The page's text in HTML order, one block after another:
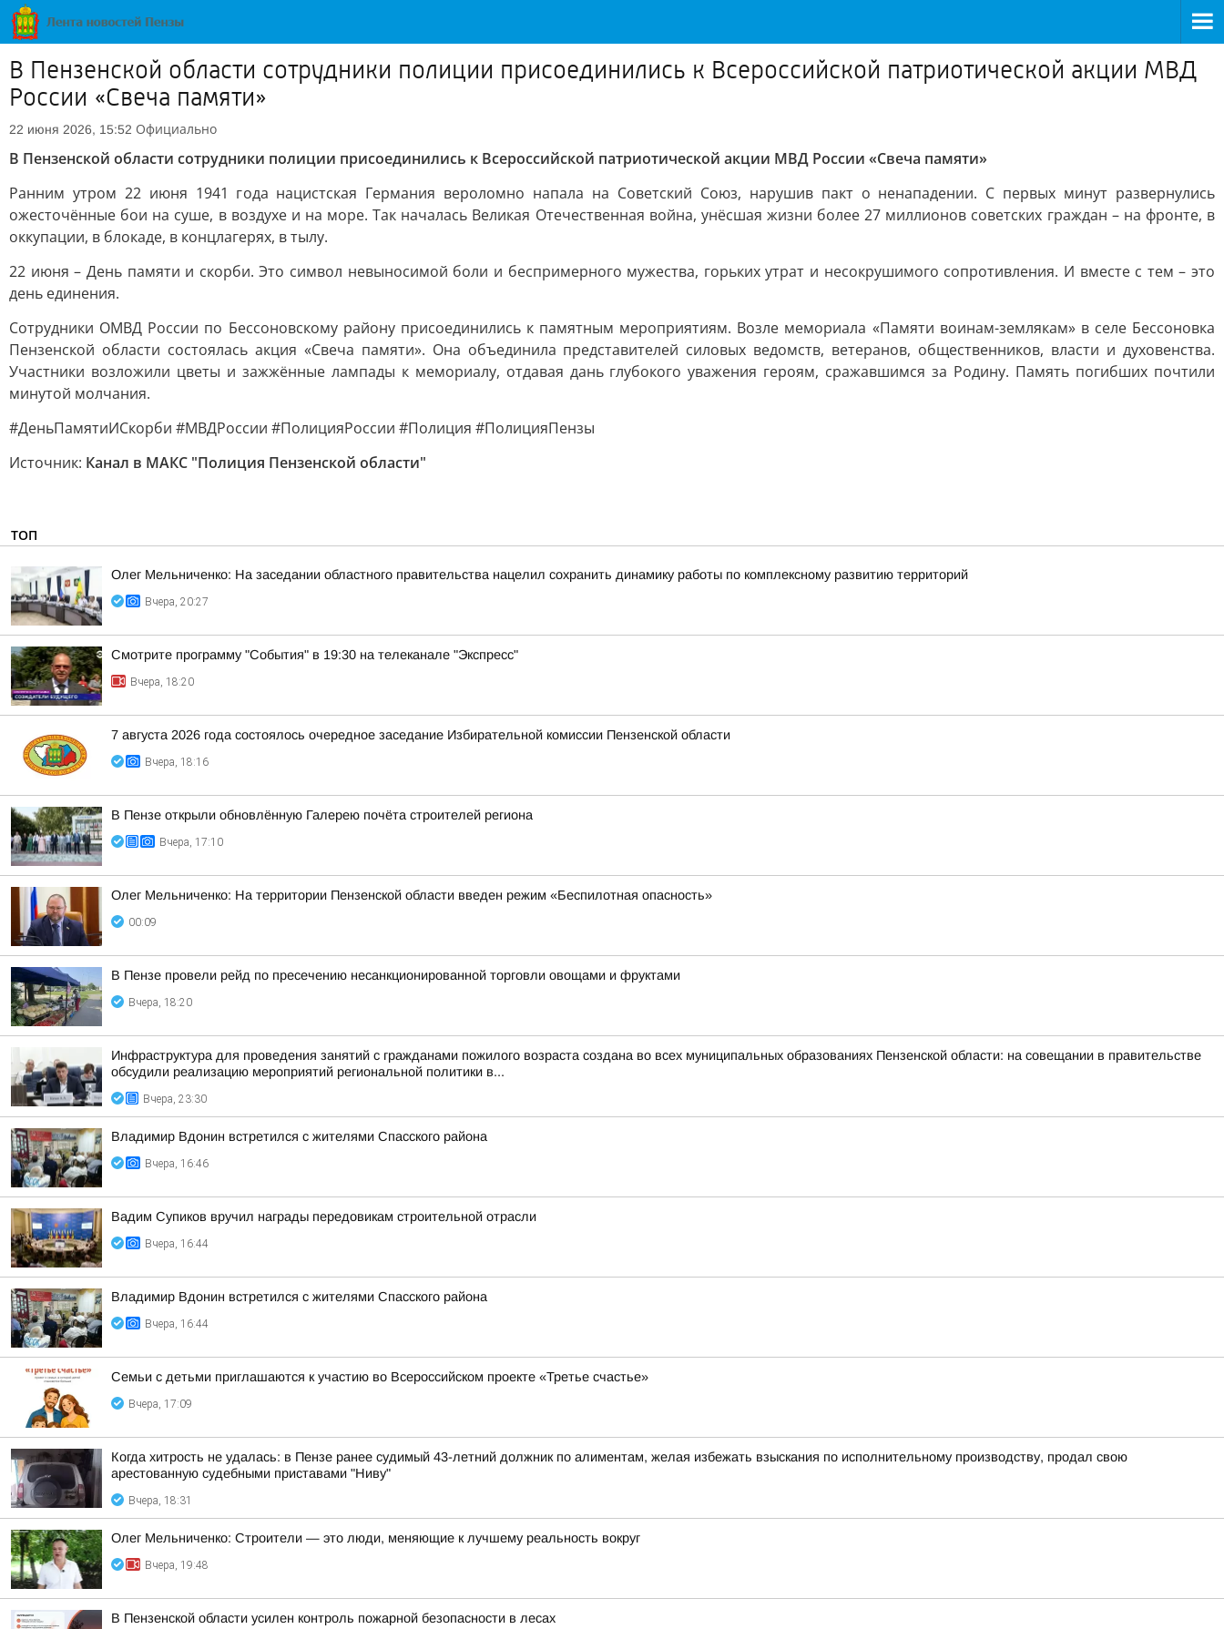
В Пензенской области сотрудники полиции присоединились к Всероссийской патриотической акции МВД
России «Свеча памяти»
22 июня 2026, 15:52 Официально
В Пензенской области сотрудники полиции присоединились к Всероссийской патриотической акции МВД России «Свеча памяти»
Ранним утром 22 июня 1941 года нацистская Германия вероломно напала на Советский Союз, нарушив пакт о ненападении. С первых минут развернулись
ожесточённые бои на суше, в воздухе и на море. Так началась Великая Отечественная война, унёсшая жизни более 27 миллионов советских граждан – на фронте, в
оккупации, в блокаде, в концлагерях, в тылу.
22 июня – День памяти и скорби. Это символ невыносимой боли и беспримерного мужества, горьких утрат и несокрушимого сопротивления. И вместе с тем – это
день единения.
Сотрудники ОМВД России по Бессоновскому району присоединились к памятным мероприятиям. Возле мемориала «Памяти воинам-землякам» в селе Бессоновка
Пензенской области состоялась акция «Свеча памяти». Она объединила представителей силовых ведомств, ветеранов, общественников, власти и духовенства.
Участники возложили цветы и зажжённые лампады к мемориалу, отдавая дань глубокого уважения героям, сражавшимся за Родину. Память погибших почтили
минутой молчания.
#ДеньПамятиИСкорби #МВДРоссии #ПолицияРоссии #Полиция #ПолицияПензы
Источник: Канал в МАКС "Полиция Пензенской области"
ТОП
Олег Мельниченко: На заседании областного правительства нацелил сохранить динамику работы по комплексному развитию территорий
Вчера, 20:27
Смотрите программу "События" в 19:30 на телеканале "Экспресс"
Вчера, 18:20
7 августа 2026 года состоялось очередное заседание Избирательной комиссии Пензенской области
Вчера, 18:16
В Пензе открыли обновлённую Галерею почёта строителей региона
Вчера, 17:10
Олег Мельниченко: На территории Пензенской области введен режим «Беспилотная опасность»
00:09
В Пензе провели рейд по пресечению несанкционированной торговли овощами и фруктами
Вчера, 18:20
Инфраструктура для проведения занятий с гражданами пожилого возраста создана во всех муниципальных образованиях Пензенской области: на совещании в правительстве
обсудили реализацию мероприятий региональной политики в...
Вчера, 23:30
Владимир Вдонин встретился с жителями Спасского района
Вчера, 16:46
Вадим Супиков вручил награды передовикам строительной отрасли
Вчера, 16:44
Владимир Вдонин встретился с жителями Спасского района
Вчера, 16:44
Семьи с детьми приглашаются к участию во Всероссийском проекте «Третье счастье»
Вчера, 17:09
Когда хитрость не удалась: в Пензе ранее судимый 43-летний должник по алиментам, желая избежать взыскания по исполнительному производству, продал свою
арестованную судебными приставами "Ниву"
Вчера, 18:31
Олег Мельниченко: Строители — это люди, меняющие к лучшему реальность вокруг
Вчера, 19:48
В Пензенской области усилен контроль пожарной безопасности в лесах